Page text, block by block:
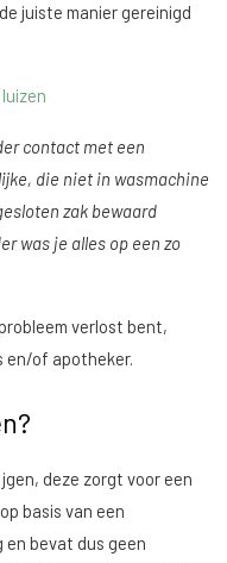
juiste manier gereinigd
contact met een
die niet in wasmachine
zak bewaard
was je alles op een zo
verlost bent,
en/of apotheker.
deze zorgt voor een
basis van een
bevat dus geen